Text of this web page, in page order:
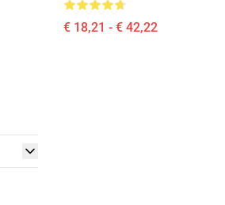
€ 18,21 - € 42,22